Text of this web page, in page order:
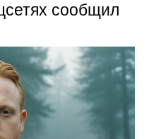
сообщил